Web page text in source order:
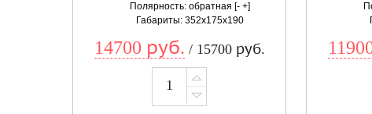
Полярность: обратная [- +]
Габариты: 352x175x190
14700 руб. / 15700 руб.